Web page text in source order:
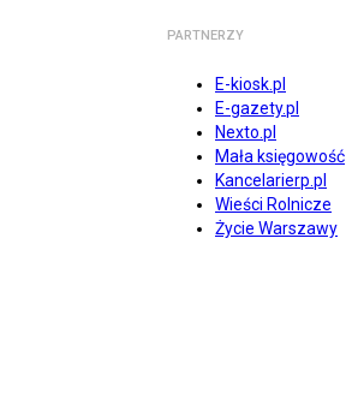
PARTNERZY
E-kiosk.pl
E-gazety.pl
Nexto.pl
Mała księgowość
Kancelarierp.pl
Wieści Rolnicze
Życie Warszawy